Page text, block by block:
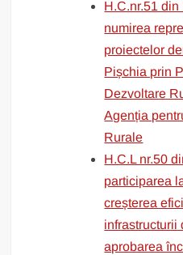
H.C.nr.51
numirea
proiectelor
Pișchia prin
Dezvoltare
Agenția
Rurale
H.C.L nr.50
participarea
creșterea
infrastructurii
aprobarea